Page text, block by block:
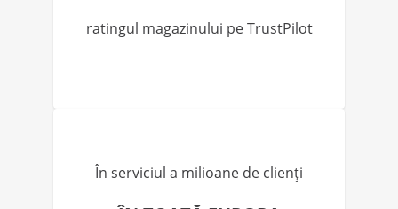
ratingul magazinului pe TrustPilot
În serviciul a milioane de clienți